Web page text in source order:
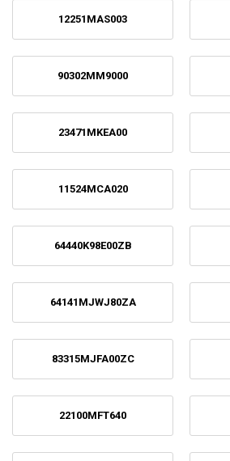
12251MAS003
90302MM9000
23471MKEA00
11524MCA020
64440K98E00ZB
64141MJWJ80ZA
83315MJFA00ZC
22100MFT640